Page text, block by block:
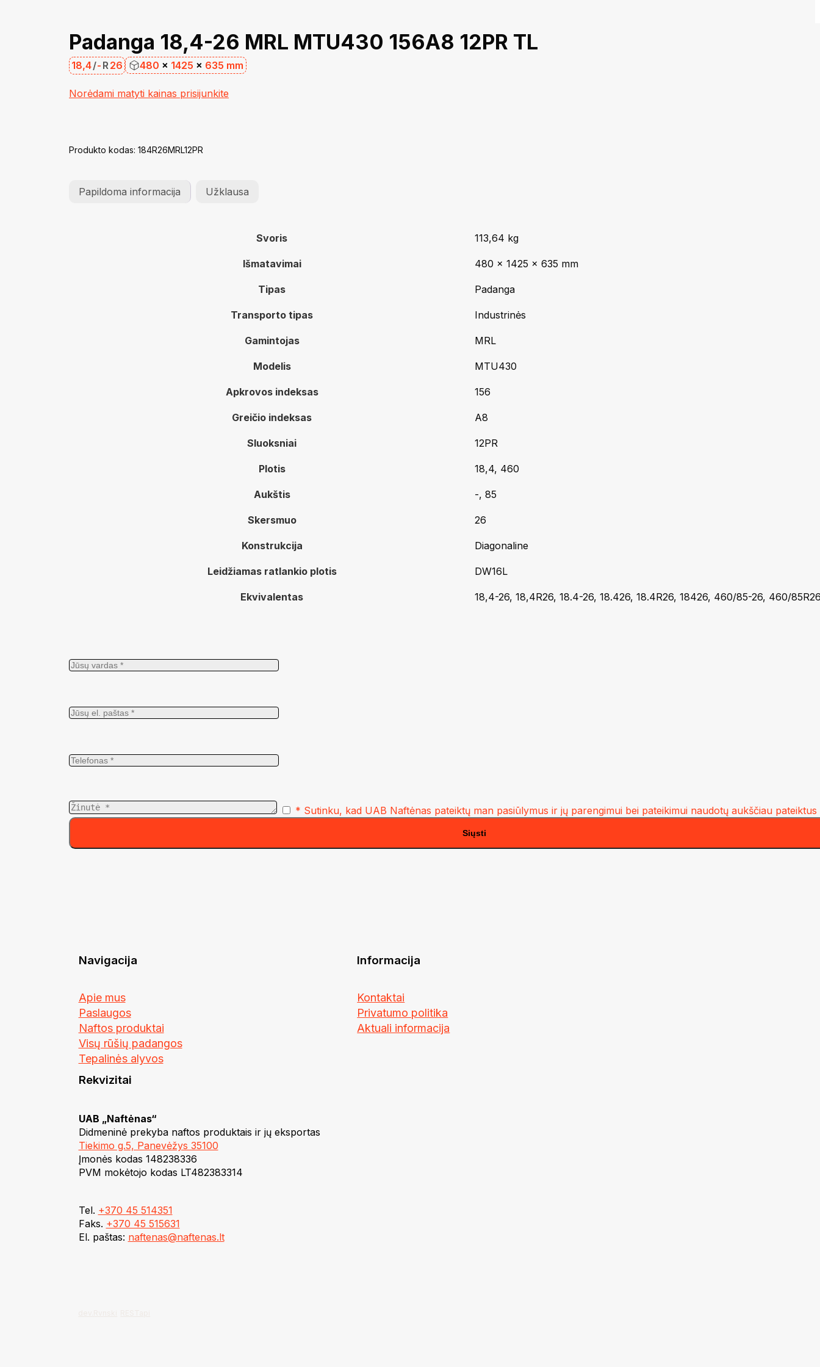
Padanga 18,4-26 MRL MTU430 156A8 12PR TL
18,4/- R26 480 × 1425 × 635 mm
Norėdami matyti kainas prisijunkite
Produkto kodas: 184R26MRL12PR
Papildoma informacija Užklausa
Svoris 113,64 kg
Išmatavimai 480 × 1425 × 635 mm
Tipas Padanga
Transporto tipas Industrinės
Gamintojas MRL
Modelis MTU430
Apkrovos indeksas 156
Greičio indeksas A8
Sluoksniai 12PR
Plotis 18,4, 460
Aukštis -, 85
Skersmuo 26
Konstrukcija Diagonaline
Leidžiamas ratlankio plotis DW16L
Ekvivalentas 18,4-26, 18,4R26, 18.4-26, 18.426, 18.4R26, 18426, 460/85-26, 460/
* Sutinku, kad UAB Naftėnas pateiktų man pasiūlymus ir jų parengimui bei pateikimui naudotų aukščiau pateiktus
Navigacija
Apie mus
Paslaugos
Naftos produktai
Visų rūšių padangos
Tepalinės alyvos
Informacija
Kontaktai
Privatumo politika
Aktuali informacija
Rekvizitai
UAB „Naftėnas“
Didmeninė prekyba naftos produktais ir jų eksportas
Tiekimo g.5, Panevėžys 35100
Įmonės kodas 148238336
PVM mokėtojo kodas LT482383314
Tel. +370 45 514351
Faks. +370 45 515631
El. paštas: naftenas@naftenas.lt